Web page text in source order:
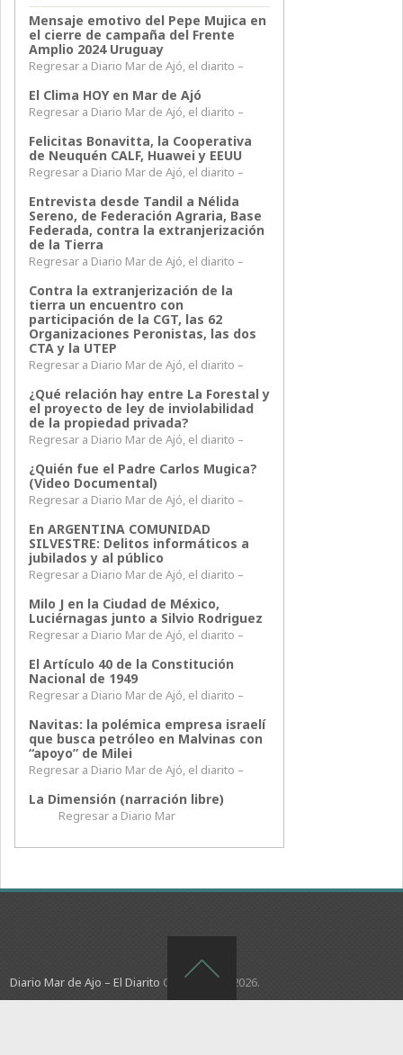
Mensaje emotivo del Pepe Mujica en
el cierre de campaña del Frente
Amplio 2024 Uruguay
Regresar a Diario Mar de Ajó, el diarito –
El Clima HOY en Mar de Ajó
Regresar a Diario Mar de Ajó, el diarito –
Felicitas Bonavitta, la Cooperativa
de Neuquén CALF, Huawei y EEUU
Regresar a Diario Mar de Ajó, el diarito –
Entrevista desde Tandil a Nélida
Sereno, de Federación Agraria, Base
Federada, contra la extranjerización
de la Tierra
Regresar a Diario Mar de Ajó, el diarito –
Contra la extranjerización de la
tierra un encuentro con
participación de la CGT, las 62
Organizaciones Peronistas, las dos
CTA y la UTEP
Regresar a Diario Mar de Ajó, el diarito –
¿Qué relación hay entre La Forestal y
el proyecto de ley de inviolabilidad
de la propiedad privada?
Regresar a Diario Mar de Ajó, el diarito –
¿Quién fue el Padre Carlos Mugica?
(Video Documental)
Regresar a Diario Mar de Ajó, el diarito –
En ARGENTINA COMUNIDAD
SILVESTRE: Delitos informáticos a
jubilados y al público
Regresar a Diario Mar de Ajó, el diarito –
Milo J en la Ciudad de México,
Luciérnagas junto a Silvio Rodriguez
Regresar a Diario Mar de Ajó, el diarito –
El Artículo 40 de la Constitución
Nacional de 1949
Regresar a Diario Mar de Ajó, el diarito –
Navitas: la polémica empresa israelí
que busca petróleo en Malvinas con
“apoyo” de Milei
Regresar a Diario Mar de Ajó, el diarito –
La Dimensión (narración libre)
Regresar a Diario Mar
Diario Mar de Ajo – El Diarito Copyright © 2026.